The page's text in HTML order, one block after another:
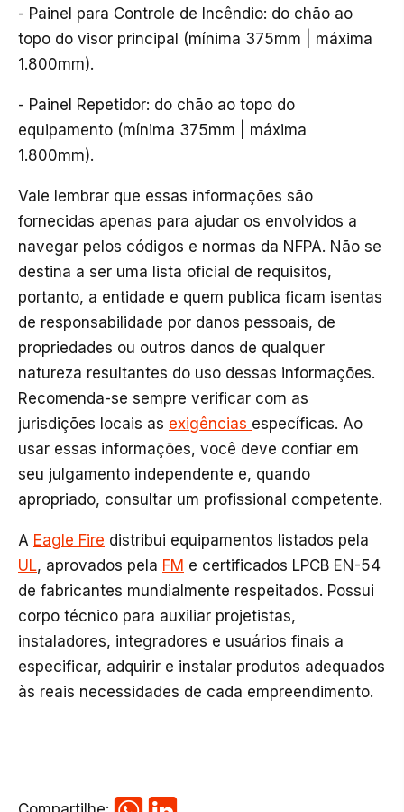
- Painel para Controle de Incêndio: do chão ao
topo do visor principal (mínima 375mm | máxima
1.800mm).
- Painel Repetidor: do chão ao topo do
equipamento (mínima 375mm | máxima
1.800mm).
Vale lembrar que essas informações são
fornecidas apenas para ajudar os envolvidos a
navegar pelos códigos e normas da NFPA. Não se
destina a ser uma lista oficial de requisitos,
portanto, a entidade e quem publica ficam isentas
de responsabilidade por danos pessoais, de
propriedades ou outros danos de qualquer
natureza resultantes do uso dessas informações.
Recomenda-se sempre verificar com as
jurisdições locais as exigências específicas. Ao
usar essas informações, você deve confiar em
seu julgamento independente e, quando
apropriado, consultar um profissional competente.
A Eagle Fire distribui equipamentos listados pela
UL, aprovados pela FM e certificados LPCB EN-54
de fabricantes mundialmente respeitados. Possui
corpo técnico para auxiliar projetistas,
instaladores, integradores e usuários finais a
especificar, adquirir e instalar produtos adequados
às reais necessidades de cada empreendimento.